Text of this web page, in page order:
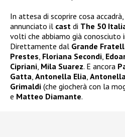
In attesa di scoprire cosa
annunciato il cast di The 50
volti che abbiamo già conosciuto
Direttamente dal Grande
Prestes, Floriana Secondi,
Cipriani, Mila Suarez. E ancora
Gatta, Antonella Elia,
Grimaldi (che giocherà con la
e Matteo Diamante.